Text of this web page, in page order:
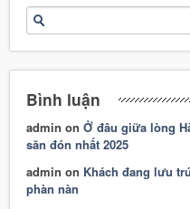
Bình luận
admin onỞ đâu giữa lòng
săn đón nhất 2025
admin on Khách đang lưu
phàn nàn